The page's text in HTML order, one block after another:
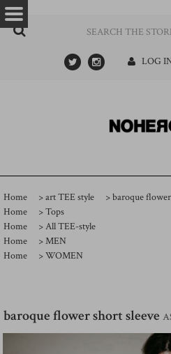
…- ->
LOG
Home >art TEE style >baroque flower
Home
>Tops
Home
>All TEE-style
Home
>MEN
Home
>WOMEN
baroque flower short sleeve